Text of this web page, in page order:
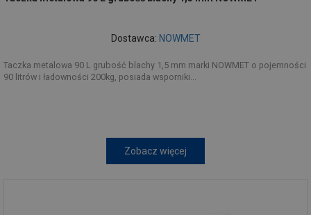
Dostawca: NOWMET
Taczka metalowa 90 L grubość blachy 1,5 mm marki NOWMET o pojemności
90 litrów i ładowności 200kg, posiada wsporniki...
Zobacz więcej